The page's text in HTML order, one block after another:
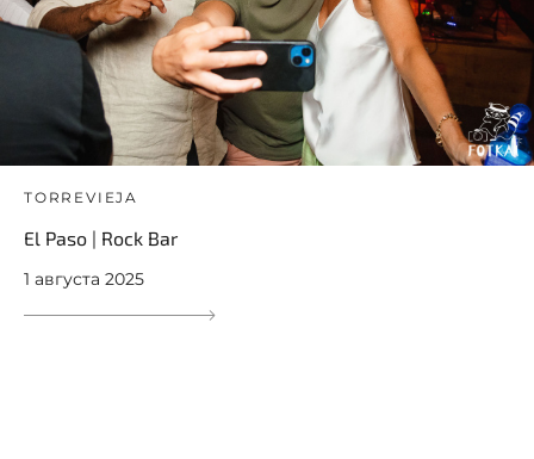
TORREVIEJA
El Paso | Rock Bar
1 августа 2025